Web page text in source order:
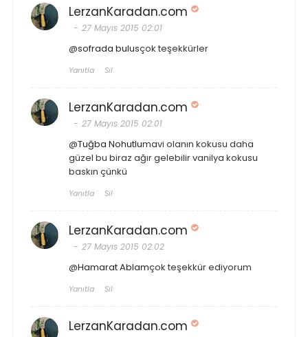
LerzanKaradan.com
27 Mayıs 2015 02:01
@sofrada bulusçok teşekkürler
Yanıtla Sil
LerzanKaradan.com
27 Mayıs 2015 02:01
@Tuğba Nohutlumavi olanın kokusu daha
güzel bu biraz ağır gelebilir vanilya kokusu
baskın çünkü
Yanıtla Sil
LerzanKaradan.com
27 Mayıs 2015 02:02
@Hamarat Ablamçok teşekkür ediyorum
Yanıtla Sil
LerzanKaradan.com